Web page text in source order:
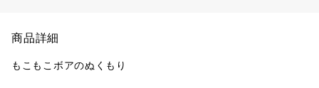
商品詳細
もこもこボアのぬくもり